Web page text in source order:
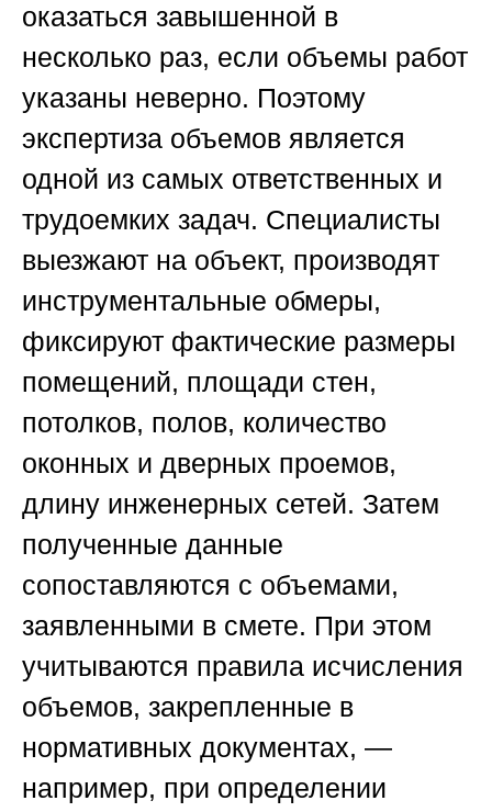
оказаться завышенной в
несколько раз, если объемы работ
указаны неверно. Поэтому
экспертиза объемов является
одной из самых ответственных и
трудоемких задач. Специалисты
выезжают на объект, производят
инструментальные обмеры,
фиксируют фактические размеры
помещений, площади стен,
потолков, полов, количество
оконных и дверных проемов,
длину инженерных сетей. Затем
полученные данные
сопоставляются с объемами,
заявленными в смете. При этом
учитываются правила исчисления
объемов, закрепленные в
нормативных документах, —
например, при определении